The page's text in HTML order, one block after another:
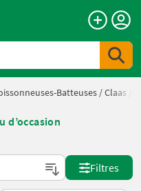
Batteuses /Claas
d’occasion
sur Landwirt.com
Filtres